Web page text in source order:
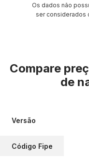
Os dados não
ser considerados
Compare
de
Versão
Código Fipe